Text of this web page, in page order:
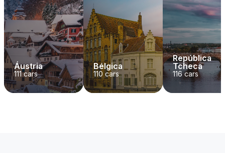
Áustria
111cars
Bélgica
110 cars
República
Tcheca
116cars